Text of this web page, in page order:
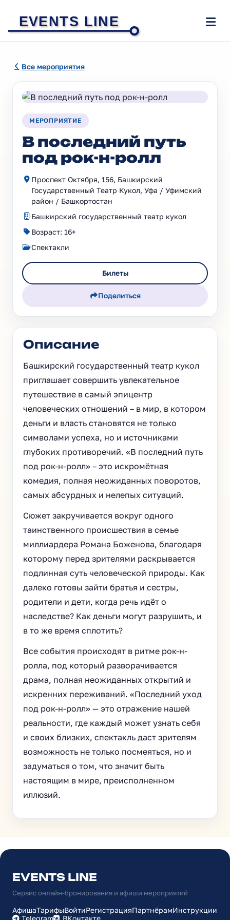
EVENTS LINE
Все мероприятия
МЕРОПРИЯТИЕ
В последний путь
под рок-н-ролл
Проспект Октября, 156, Башкирский
Государственный Театр Кукол, Уфа / Уфимский
район / Башкортостан
Башкирский государственный театр кукол
Возраст: 16+
Спектакли
Билеты
Поделиться
Описание
Башкирский государственный театр кукол
приглашает совершить увлекательное
путешествие в самый эпицентр
человеческих отношений – в мир, в котором
деньги и власть становятся не только
символами успеха, но и источниками
глубоких противоречий. «В последний путь
под рок-н-ролл» – это искромётная
комедия, полная неожиданных поворотов,
самых абсурдных и нелепых ситуаций.
Сюжет закручивается вокруг одного
таинственного происшествия в семье
миллиардера Романа Боженова, благодаря
которому перед зрителями раскрывается
подлинная суть человеческой природы. Как
далеко готовы зайти братья и сестры,
родители и дети, когда речь идёт о
наследстве? Как деньги могут разрушить, и
в то же время сплотить?
Все события происходят в ритме рок-н-
ролла, под который разворачивается
драма, полная неожиданных открытий и
искренних переживаний. «Последний уход
под рок-н-ролл» — это отражение нашей
реальности, где каждый может узнать себя
и своих близких, спектакль даст зрителям
возможность не только посмеяться, но и
задуматься о том, что значит быть
настоящим в мире, преисполненном
иллюзий.
EVENTS LINE
Сервис онлайн-бронирования и афиши мероприятий
АфишаТарифыВойтиРегистрацияПартнёрамИнструкции
Telegram
ВКонтакте